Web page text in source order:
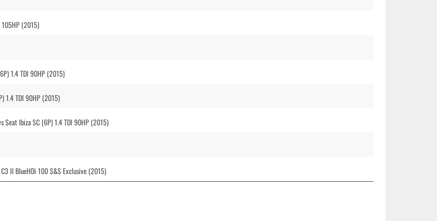
105HP (2015)
1.4 TDI 90HP (2015)
1.4 TDI 90HP (2015)
Seat Ibiza SC (6P) 1.4 TDI 90HP (2015)
II BlueHDi 100 S&S Exclusive (2015)